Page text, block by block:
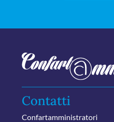
Contatti
Confartamministratori